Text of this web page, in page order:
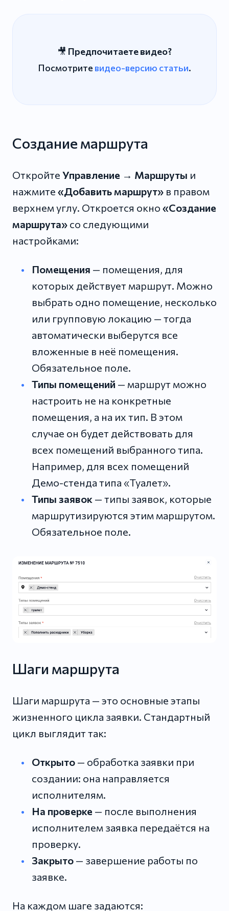
🎥 Предпочитаете видео?
Посмотрите видео-версию статьи.
Создание маршрута
Откройте Управление → Маршруты и
нажмите «Добавить маршрут» в правом
верхнем углу. Откроется окно «Создание
маршрута» со следующими
настройками:
Помещения — помещения, для
которых действует маршрут. Можно
выбрать одно помещение, несколько
или групповую локацию — тогда
автоматически выберутся все
вложенные в неё помещения.
Обязательное поле.
Типы помещений — маршрут можно
настроить не на конкретные
помещения, а на их тип. В этом
случае он будет действовать для
всех помещений выбранного типа.
Например, для всех помещений
Демо-стенда типа «Туалет».
Типы заявок — типы заявок, которые
маршрутизируются этим маршрутом.
Обязательное поле.
Шаги маршрута
Шаги маршрута — это основные этапы
жизненного цикла заявки. Стандартный
цикл выглядит так:
Открыто — обработка заявки при
создании: она направляется
исполнителям.
На проверке — после выполнения
исполнителем заявка передаётся на
проверку.
Закрыто — завершение работы по
заявке.
На каждом шаге задаются: